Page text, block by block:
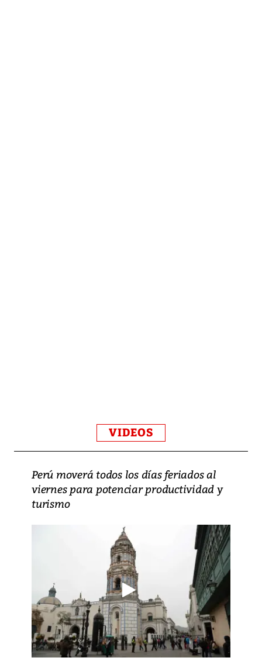
VIDEOS
Perú moverá todos los días feriados al
viernes para potenciar productividad y
turismo